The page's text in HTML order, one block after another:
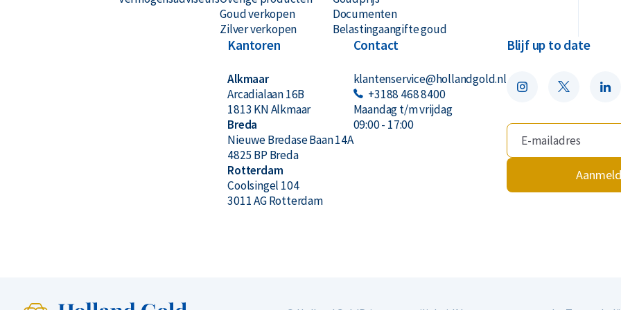
Goud verkopen
Zilver verkopen
Documenten
Belastingaangifte goud
Kantoren
Alkmaar
Arcadialaan 16B
1813 KN Alkmaar
Breda
Nieuwe Bredase Baan 14A
4825 BP Breda
Rotterdam
Coolsingel 104
3011 AG Rotterdam
Contact
klantenservice@hollandgold.nl
+3188 468 8400
Maandag t/m vrijdag
09:00 - 17:00
Blijf up to date